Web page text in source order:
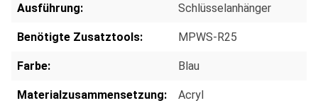
Ausführung: Schlüsselanhänger
Benötigte Zusatztools: MPWS-R25
Farbe: Blau
Materialzusammensetzung: Acryl